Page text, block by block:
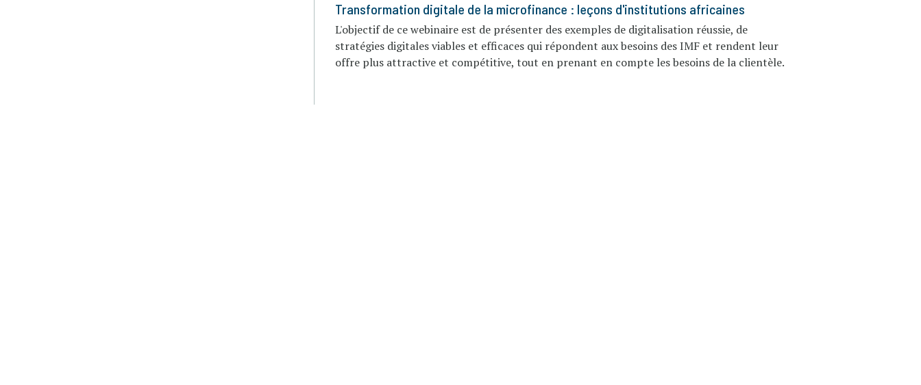
Transformation digitale de la microfinance : leçons d'institutions africaines
L'objectif de ce webinaire est de présenter des exemples de digitalisation réussie, de
stratégies digitales viables et efficaces qui répondent aux besoins des IMF et rendent leur
offre plus attractive et compétitive, tout en prenant en compte les besoins de la clientèle.